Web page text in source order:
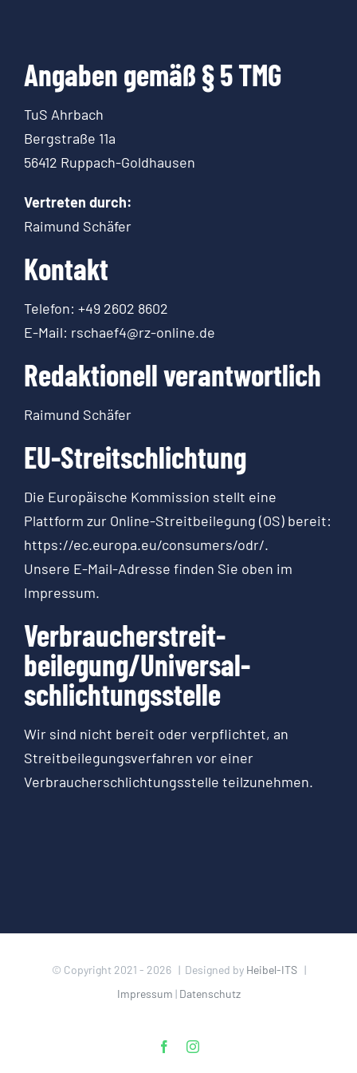
Angaben gemäß § 5 TMG
TuS Ahrbach
Bergstraße 11a
56412 Ruppach-Goldhausen
Vertreten durch:
Raimund Schäfer
Kontakt
Telefon: +49 2602 8602
E-Mail: rschaef4@rz-online.de
Redaktionell verantwortlich
Raimund Schäfer
EU-Streitschlichtung
Die Europäische Kommission stellt eine
Plattform zur Online-Streitbeilegung (OS) bereit:
https://ec.europa.eu/consumers/odr/.
Unsere E-Mail-Adresse finden Sie oben im
Impressum.
Verbraucher­streit­
beilegung/Universal­
schlichtungs­stelle
Wir sind nicht bereit oder verpflichtet, an
Streitbeilegungsverfahren vor einer
Verbraucherschlichtungsstelle teilzunehmen.
© Copyright 2021 - 2026 | Designed by Heibel-ITS|
Impressum | Datenschutz
FacebookInstagram